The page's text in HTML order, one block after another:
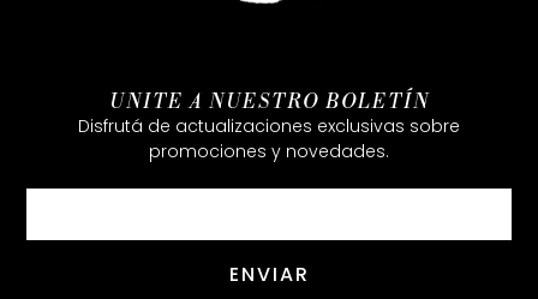
UNITE A NUESTRO BOLETÍN
Disfrutá de actualizaciones exclusivas sobre
promociones y novedades.
ENVIAR